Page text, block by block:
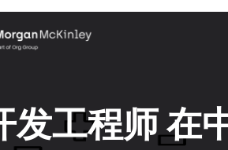
发工程师 在